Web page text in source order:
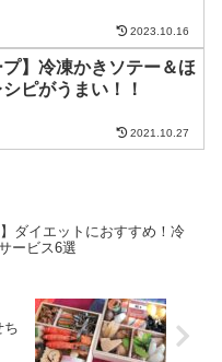
2023.10.16
プ】冷凍かきソテー＆ほ
ピがうまい！！
2021.10.27
】ダイエットにおすすめ！冷
ービス6選
ち